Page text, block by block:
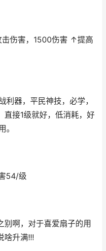
伤害，1500伤害 ↑提高
器，平民神技，必学，
直接1级就好，低消耗，好
。
54/级
别啊，对于喜爱扇子的用
啥升满!!!